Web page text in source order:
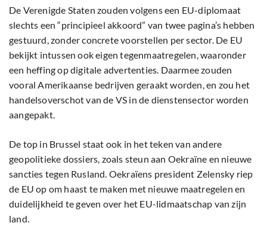
De Verenigde Staten zouden volgens een EU-diplomaat
slechts een “principieel akkoord” van twee pagina’s hebben
gestuurd, zonder concrete voorstellen per sector. De EU
bekijkt intussen ook eigen tegenmaatregelen, waaronder
een heffing op digitale advertenties. Daarmee zouden
vooral Amerikaanse bedrijven geraakt worden, en zou het
handelsoverschot van de VS in de dienstensector worden
aangepakt.
De top in Brussel staat ook in het teken van andere
geopolitieke dossiers, zoals steun aan Oekraïne en nieuwe
sancties tegen Rusland. Oekraïens president Zelensky riep
de EU op om haast te maken met nieuwe maatregelen en
duidelijkheid te geven over het EU-lidmaatschap van zijn
land.